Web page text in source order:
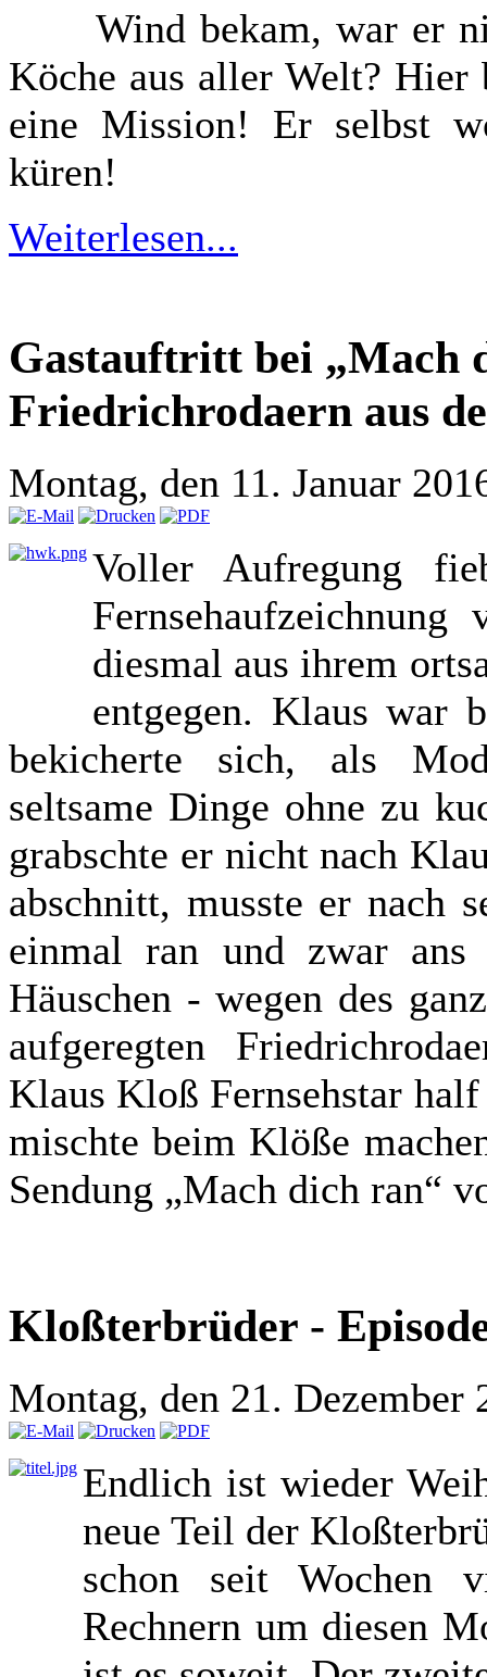
Wind bekam, war er
Köche aus aller Welt?
eine Mission! Er selbst
küren!
Weiterlesen...
Gastauftritt bei „Mach
Friedrichrodaern aus
Montag, den 11. Januar
Voller Aufregung
diesmal aus ihrem
entgegen. Klaus war
bekicherte sich, als
seltsame Dinge ohne zu
grabschte er nicht nach
abschnitt, musste er nach
einmal ran und zwar
Häuschen - wegen des
aufgeregten
Klaus Kloß Fernsehstar
mischte beim Klöße
Sendung „Mach dich ran“
Kloßterbrüder -
Montag, den 21. Dezember
Endlich ist wieder
neue Teil der
schon seit Wochen
Rechnern um diesen